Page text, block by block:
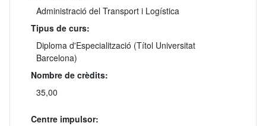
Administració del Transport i Logística
Tipus de curs:
Diploma d'Especialització (Títol Universitat
Barcelona)
Nombre de crèdits:
35,00
Centre impulsor: